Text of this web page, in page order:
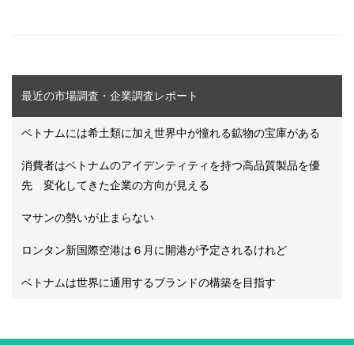
最近の市場調査・企業調査レポート
ベトナムには希土類に加え世界中が憧れる鉱物の宝庫がある
消費者はベトナムのアイデンティティを持つ高品質製品を優
先 変化してきた企業の方向が見える
マサンの勢いが止まらない
ロンタン新国際空港は６月に開港が予定されるけれど
ベトナムは世界に通用するブランドの構築を目指す